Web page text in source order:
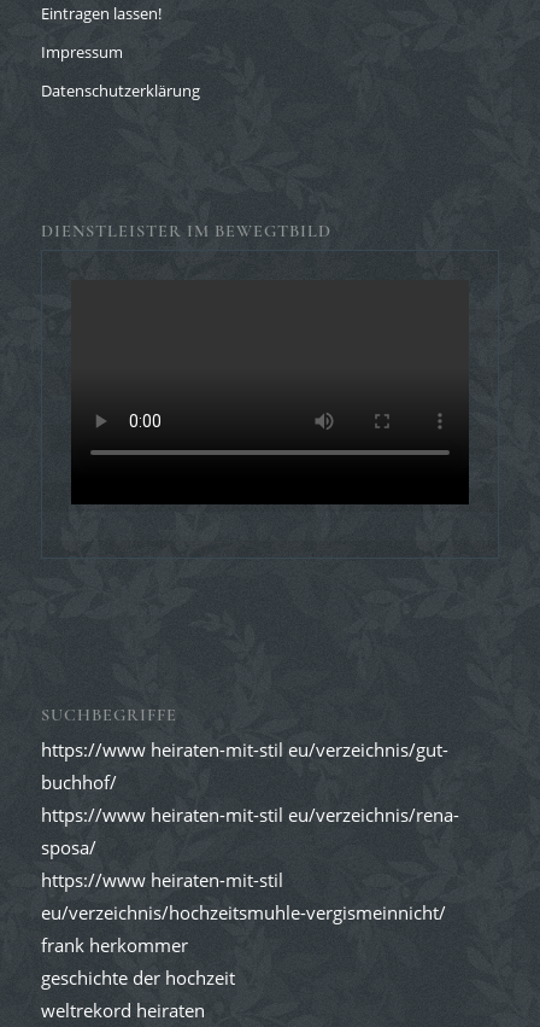
Eintragen lassen!
Impressum
Datenschutzerklärung
DIENSTLEISTER IM BEWEGTBILD
SUCHBEGRIFFE
https://www heiraten-mit-stil eu/verzeichnis/gut-
buchhof/
https://www heiraten-mit-stil eu/verzeichnis/rena-
sposa/
https://www heiraten-mit-stil
eu/verzeichnis/hochzeitsmuhle-vergismeinnicht/
frank herkommer
geschichte der hochzeit
weltrekord heiraten